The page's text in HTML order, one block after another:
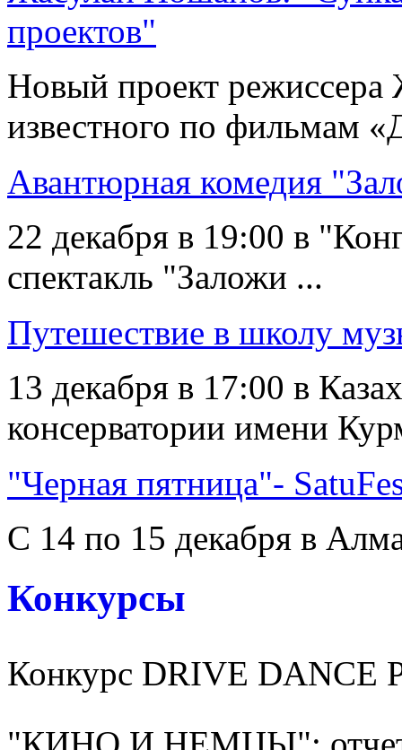
проектов"
Новый проект
известного по фильмам
Авантюрная комедия
22 декабря в 19:00 в
спектакль "Заложи ...
Путешествие в школу
13 декабря в 17:00 в
консерватории имени
"Черная пятница"-
С 14 по 15 декабря в
Конкурсы
Конкурс DRIVE DANCE